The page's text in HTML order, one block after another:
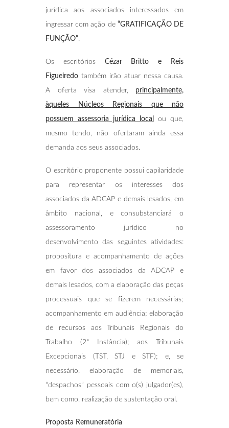
jurídica aos associados interessados em
ingressar com ação de “GRATIFICAÇÃO DE
FUNÇÃO”.
Os escritórios Cézar Britto e Reis
Figueiredo também irão atuar nessa causa.
A oferta visa atender, principalmente,
àqueles Núcleos Regionais que não
possuem assessoria jurídica local
ou que,
mesmo tendo, não ofertaram ainda essa
demanda aos seus associados.
O escritório proponente possui capilaridade
para representar os interesses dos
associados da ADCAP e demais lesados, em
âmbito nacional, e consubstanciará o
assessoramento jurídico no
desenvolvimento das seguintes atividades:
propositura e acompanhamento de ações
em favor dos associados da ADCAP e
demais lesados, com a elaboração das peças
processuais que se fizerem necessárias;
acompanhamento em audiência; elaboração
de recursos aos Tribunais Regionais do
Trabalho (2ª Instância); aos Tribunais
Excepcionais (TST, STJ e STF); e, se
necessário, elaboração de memoriais,
“despachos” pessoais com o(s) julgador(es),
bem como, realização de sustentação oral.
Proposta Remuneratória